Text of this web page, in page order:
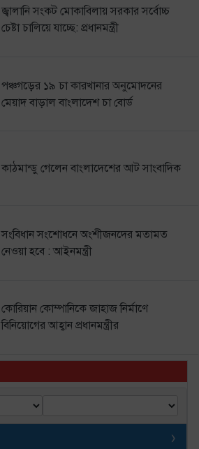
জ্বালানি সংকট মোকাবিলায় সরকার সর্বোচ্চ
চেষ্টা চালিয়ে যাচ্ছে: প্রধানমন্ত্রী
পঞ্চগড়ের ১৯ চা কারখানার অনুমোদনের
মেয়াদ বাড়াল বাংলাদেশ চা বোর্ড
কাঠমান্ডু গেলেন বাংলাদেশের আট সাংবাদিক
সংবিধান সংশোধনে অংশীজনদের মতামত
নেওয়া হবে : আইনমন্ত্রী
কোরিয়ান কোম্পানিকে জাহাজ নির্মাণে
বিনিয়োগের আহ্বান প্রধানমন্ত্রীর
›